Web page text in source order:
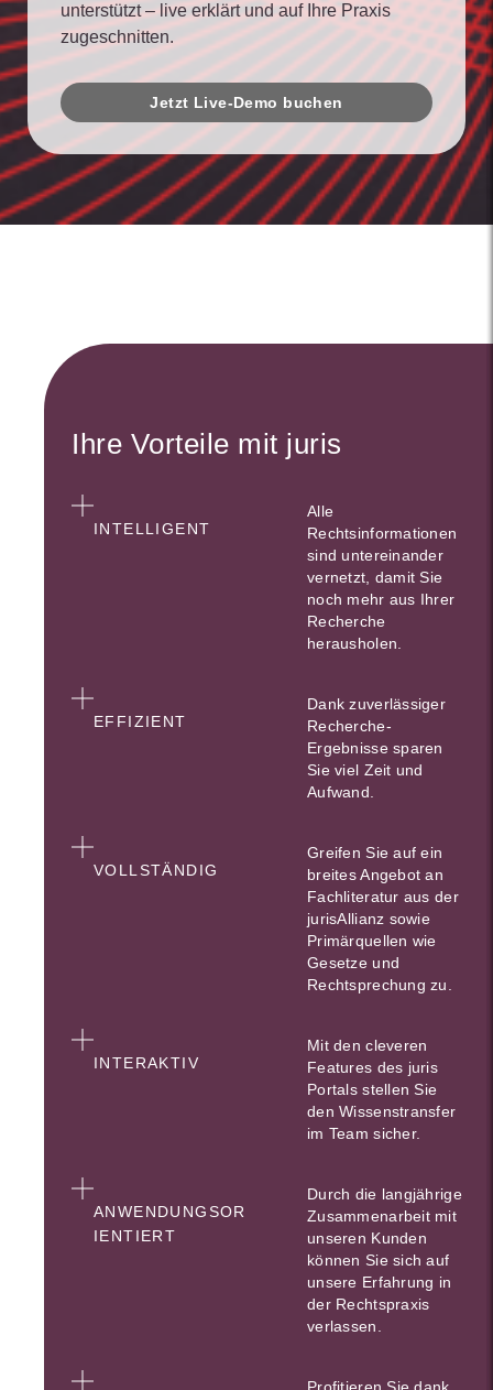
unterstützt – live erklärt und auf Ihre Praxis
zugeschnitten.
Jetzt Live-Demo buchen
Ihre Vorteile mit juris
INTELLIGENT
Alle
Rechtsinformationen
sind untereinander
vernetzt, damit Sie
noch mehr aus Ihrer
Recherche
herausholen.
EFFIZIENT
Dank zuverlässiger
Recherche-
Ergebnisse sparen
Sie viel Zeit und
Aufwand.
VOLLSTÄNDIG
Greifen Sie auf ein
breites Angebot an
Fachliteratur aus der
jurisAllianz sowie
Primärquellen wie
Gesetze und
Rechtsprechung zu.
INTERAKTIV
Mit den cleveren
Features des juris
Portals stellen Sie
den Wissenstransfer
im Team sicher.
ANWENDUNGSOR
IENTIERT
Durch die langjährige
Zusammenarbeit mit
unseren Kunden
können Sie sich auf
unsere Erfahrung in
der Rechtspraxis
verlassen.